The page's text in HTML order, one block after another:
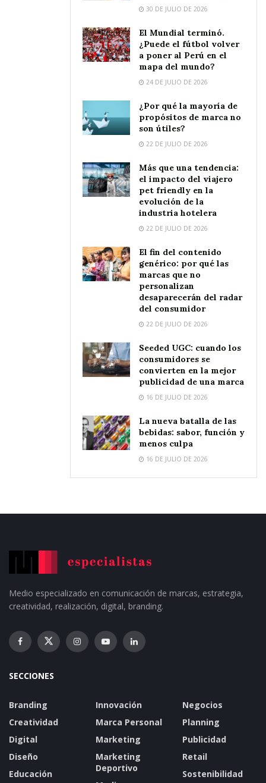
30 DE JULIO DE 2026
El Mundial terminó.
¿Puede el fútbol volver
a poner al Perú en el
mapa del mundo?
24 DE JULIO DE 2026
¿Por qué la mayoría de
propósitos de marca no
son útiles?
22 DE JULIO DE 2026
Más que una tendencia:
el impacto del viajero
pet friendly en la
evolución de la
industria hotelera
22 DE JULIO DE 2026
El fin del contenido
genérico: por qué las
marcas que no
personalizan
desaparecerán del radar
del consumidor
22 DE JULIO DE 2026
Seeded UGC: cuando los
consumidores se
convierten en la mejor
publicidad de una marca
16 DE JULIO DE 2026
La nueva batalla de las
bebidas: sabor, función y
menos culpa
16 DE JULIO DE 2026
Medio especializado en comunicación de marcas, estrategia,
creatividad, realización, digital, branding.
SECCIONES
Branding
Creatividad
Digital
Diseño
Educación
Innovación
Marca Personal
Marketing
Marketing
Deportivo
Negocios
Planning
Publicidad
Retail
Sostenibilidad